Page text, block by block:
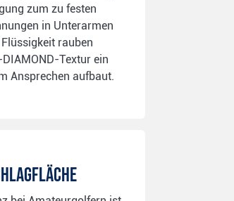
zum zu festen
in Unterarmen
rauben
Textur ein
Ansprechen aufbaut.